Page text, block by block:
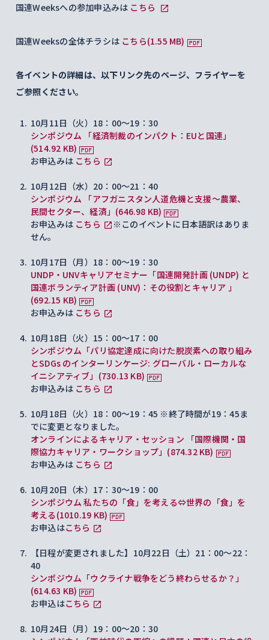
国連Weeksへの参加申込みは こちら
国連Weeksの全体チラシは こちら(1.55 MB)
各イベントの詳細は、以下リンク先のページ、フライヤーを
ご参照ください。
10月11日（火）18：00～19：30
シンポジウム 「経済制裁のインパクト：EUと国連」
(514.92 KB)
お申込みは こちら
10月12日（水）20：00～21：40
シンポジウム 「アフガニスタン人道危機と支援～農業、
民間セクター、経済」(646.98 KB)
お申込みは こちら
※このイベントに日本語訳はありま
せん。
10月17日（月）18：00～19：30
UNDP・UNVキャリアセミナー「国連開発計画 (UNDP) と
国連ボランティア計画 (UNV)：その役割とキャリア 」
(692.15 KB)
お申込みは こちら
10月18日（火）15：00～17：00
シンポジウム「パリ協定達成に向けた脱炭素への取り組み
とSDGs のインターリンケージ: グローバル・ローカルな
イニシアティブ」(730.13 KB)
お申込みは こちら
10月18日（火）18：00～19：45 ※終了時間が19：45ま
でに変更となりました。
オンラインによるキャリア・セッション 「国際機関・国
際協力キャリア・ワークショップ」(874.32 KB)
お申込みは こちら
10月20日（木）17：30～19：00
シンポジウム 私たちの「食」を考える⇔世界の「食」を
考える(1010.19 KB)
お申込はこちら
【日程が変更されました】10月22日（土）21：00～22：
40
シンポジウム「ウクライナ戦争をどう終わらせるか？」
(614.63 KB)
お申込はこちら
10月24日（月）19：00～20：30